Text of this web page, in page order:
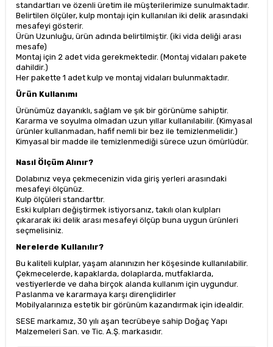
standartları ve özenli üretim ile müşterilerimize sunulmaktadır.
Belirtilen ölçüler, kulp montajı için kullanılan iki delik arasındaki
mesafeyi gösterir.
Ürün Uzunluğu, ürün adında belirtilmiştir. (iki vida deliği arası
mesafe)
Montaj için 2 adet vida gerekmektedir. (Montaj vidaları pakete
dahildir.)
Her pakette 1 adet kulp ve montaj vidaları bulunmaktadır.
Ürün Kullanımı
Ürünümüz dayanıklı, sağlam ve şık bir görünüme sahiptir.
Kararma ve soyulma olmadan uzun yıllar kullanılabilir. (Kimyasal
ürünler kullanmadan, hafif nemli bir bez ile temizlenmelidir.)
Kimyasal bir madde ile temizlenmediği sürece uzun ömürlüdür.
Nasıl Ölçüm Alınır?
Dolabınız veya çekmecenizin vida giriş yerleri arasındaki
mesafeyi ölçünüz.
Kulp ölçüleri standarttır.
Eski kulpları değiştirmek istiyorsanız, takılı olan kulpları
çıkararak iki delik arası mesafeyi ölçüp buna uygun ürünleri
seçmelisiniz.
Nerelerde Kullanılır?
Bu kaliteli kulplar, yaşam alanınızın her köşesinde kullanılabilir.
Çekmecelerde, kapaklarda, dolaplarda, mutfaklarda,
vestiyerlerde ve daha birçok alanda kullanım için uygundur.
Paslanma ve kararmaya karşı dirençlidirler
Mobilyalarınıza estetik bir görünüm kazandırmak için idealdir.
SESE markamız, 30 yılı aşan tecrübeye sahip Doğaç Yapı
Malzemeleri San. ve Tic. A.Ş. markasıdır.